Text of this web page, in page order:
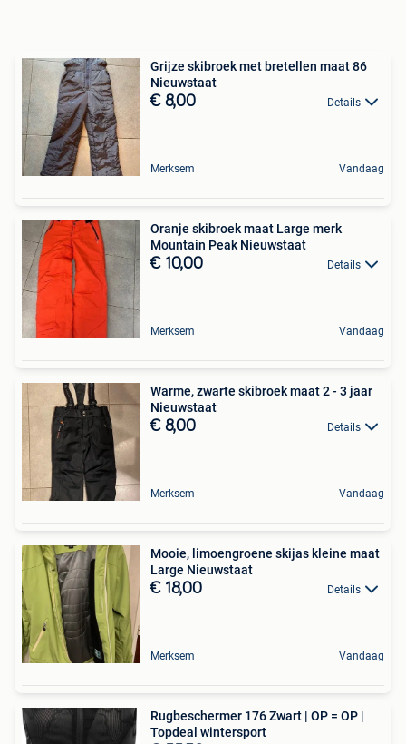
Grijze skibroek met bretellen maat 86
Nieuwstaat
€ 8,00 Details
Merksem Vandaag
Oranje skibroek maat Large merk
Mountain Peak Nieuwstaat
€ 10,00 Details
Merksem Vandaag
Warme, zwarte skibroek maat 2 - 3 jaar
Nieuwstaat
€ 8,00 Details
Merksem Vandaag
Mooie, limoengroene skijas kleine maat
Large Nieuwstaat
€ 18,00 Details
Merksem Vandaag
Rugbeschermer 176 Zwart | OP = OP |
Topdeal wintersport